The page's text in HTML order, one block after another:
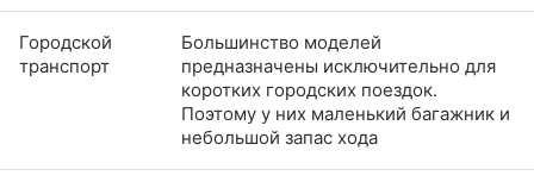
Городской
транспорт
Большинство моделей
предназначены исключительно для
коротких городских поездок.
Поэтому у них маленький багажник и
небольшой запас хода